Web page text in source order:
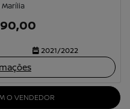
Marília
2021/2022
O VENDEDOR